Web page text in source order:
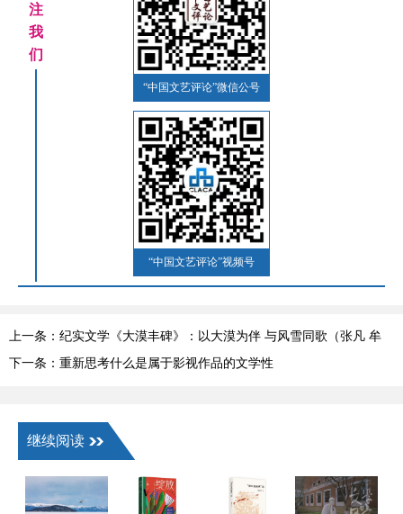
注
我
们
“中国文艺评论”微信公号
“中国文艺评论”视频号
上一条：纪实文学《大漠丰碑》：以大漠为伴 与风雪同歌（张凡 牟
欢）
下一条：重新思考什么是属于影视作品的文学性
继续阅读